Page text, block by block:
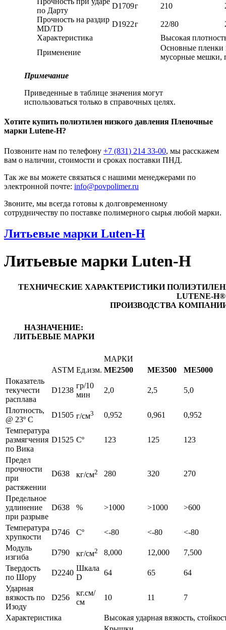
по Дарту
D1709г 210
Прочность на раздир
MD/TD
D1922г 22/80
Характеристика
Высокая
Применение
Основные пленки
мусорные мешки,
Примечание
Приведенные в таблице значения могут
использоваться только в справочных целях.
Хотите купить полиэтилен низкого давления Пленочные
марки Lutene-H?
Позвоните нам по телефону +7 (831) 214 33-00, мы расскажем
вам о наличии, стоимости и сроках поставки ПНД.
Так же вы можете связаться с нашими менеджерами по
электронной почте: info@povpolimer.ru
Звоните, мы всегда готовы к долговременному
сотрудничеству по поставке полимерного сырья любой марки.
Литьевые марки Luten-H
Литьевые марки Luten-H
ТЕХНИЧЕСКИЕ ХАРАКТЕРИСТИКИ
LUTENE-H®
ПРОИЗВОДСТВА КОМПАНИИ
НАЗНАЧЕНИЕ:
ЛИТЬЕВЫЕ МАРКИ
МАРКИ
ASTM Ед.изм. ME2500 ME3500
ME5000
Показатель
текучести
расплава
D1238
гр/10
мин
2,0 2,5 5,0
Плотность,
@ 23º C
D1505 г/см3 0,952 0,961
0,952
Температура
размягчения
по Вика
D1525 Сº 123 125 123
Предел
прочности
при
растяжении
D638 кг/см2 280 320 270
Предельное
удлинение
при разрыве
D638 % >1000 >1000 >600
Температура
хрупкости
D746 Сº <-80 <-80
<-80
Модуль
изгиба
D790 кг/см2 8,000 12,000
7,500
Твердость
по Шору
D2240
Шкала
D
64 65
64
Ударная
вязкость по
Изоду
D256
кг.см/
см
10 11 7
Характеристика Высокая ударная вязкость,